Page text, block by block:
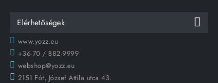
Elérhetőségek
www.yozz.eu
+36-70 / 882-9999
webshop@yozz.eu
2151 Fót, József Attila utca 43.